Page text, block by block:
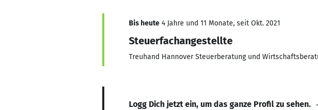
Bis heute 4 Jahre und 11 Monate, seit Okt. 2021
Steuerfachangestellte
Treuhand Hannover Steuerberatung und
Logg Dich jetzt ein, um das ganze Profil zu sehen.